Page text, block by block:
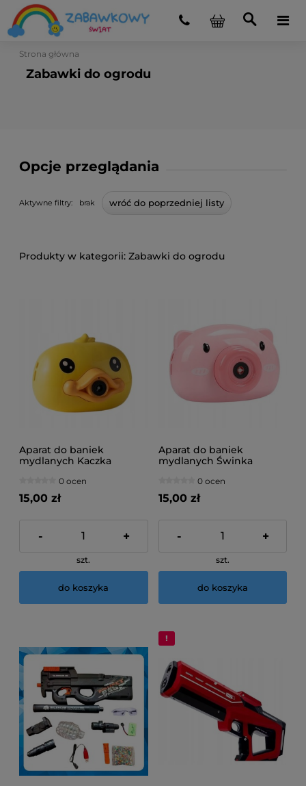
Strona główna
Zabawki do ogrodu
Opcje przeglądania
Aktywne filtry: brak wróć do poprzedniej listy
Zabawki do ogrodu
Aparat do baniek
mydlanych Kaczka
0 ocen
15,00 zł
- +
szt.
do koszyka
Aparat do baniek
mydlanych Świnka
0 ocen
15,00 zł
- +
szt.
do koszyka